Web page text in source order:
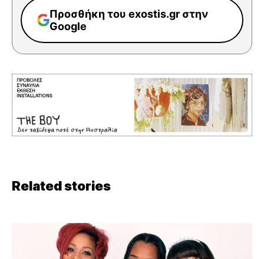
Προσθήκη του exostis.gr στην
Google
Related stories